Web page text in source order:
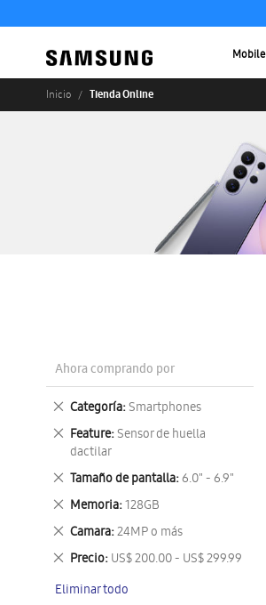
Mobile
Inicio Tienda Online
Ahora comprando por
Categoría Smartphones
Eliminar
este
artículo
Feature Sensor de huella
dactilar
Eliminar
este
artículo
Tamaño de pantalla 6.0" - 6.9"
Eliminar
este
artículo
Memoria 128GB
Eliminar
este
artículo
Camara 24MP o más
Eliminar
este
artículo
Precio US$ 200.00 - US$ 299.99
Eliminar
artículo
Eliminar todo